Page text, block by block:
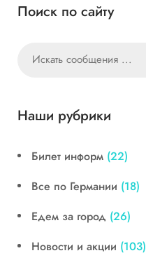
Поиск по сайту
Наши рубрики
Билет информ (22)
Все по Германии (18)
Едем за город (26)
Новости и акции (103)